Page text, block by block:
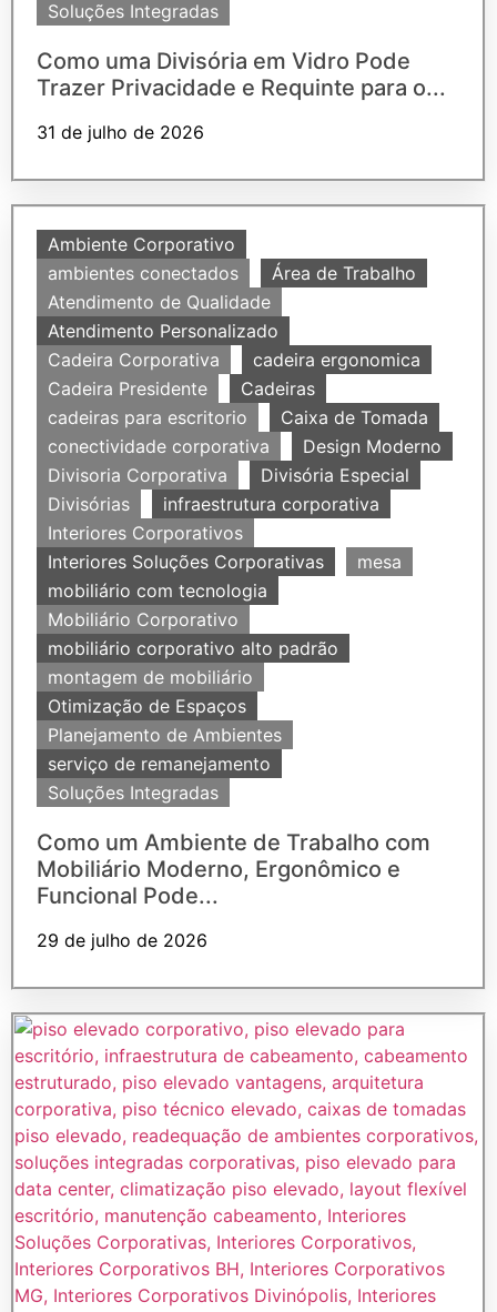
Soluções Integradas
Como uma Divisória em Vidro Pode
Trazer Privacidade e Requinte para o...
31 de julho de 2026
Ambiente Corporativo
ambientes conectados
Área de Trabalho
Atendimento de Qualidade
Atendimento Personalizado
Cadeira Corporativa
cadeira ergonomica
Cadeira Presidente
Cadeiras
cadeiras para escritorio
Caixa de Tomada
conectividade corporativa
Design Moderno
Divisoria Corporativa
Divisória Especial
Divisórias
infraestrutura corporativa
Interiores Corporativos
Interiores Soluções Corporativas
mesa
mobiliário com tecnologia
Mobiliário Corporativo
mobiliário corporativo alto padrão
montagem de mobiliário
Otimização de Espaços
Planejamento de Ambientes
serviço de remanejamento
Soluções Integradas
Como um Ambiente de Trabalho com
Mobiliário Moderno, Ergonômico e
Funcional Pode...
29 de julho de 2026